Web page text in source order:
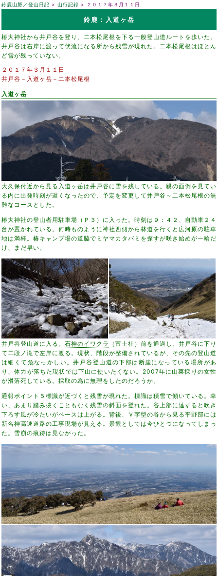
鈴鹿山脈／登山日記 山行記録 ２０１７年３月１１日
鈴鹿：入道ヶ岳
椿大神社から井戸谷を登り、二本松尾根を下る一般登山道ルートを歩いた。
井戸谷は右岸に渡って伏流になる所から残雪が現れた。二本松尾根はほとん
ど雪が残っていない。
２０１７年３月１１日
井戸谷－入道ヶ岳－二本松尾根
入道ヶ岳
大久保付近から見る入道ヶ岳は井戸谷に雪を残している。親の面倒を見てい
る内に出発時刻が遅くなったので、予定を変更して井戸谷～二本松尾根の無
難なコースとした。
椿大神社の登山者用駐車場（Ｐ３）に入った。時刻は９：４２、自動車２４
台が置かれている。何時ものように神社西側から林道を行くと広河原の駐車
地は満杯。椿キャンプ場の道脇でミヤマカタバミを探すが咲き始めが一輪だ
け、まだ早い。
井戸谷登山道に入る。 石神のイワクラ
（富士社）前を通過し、井戸谷に下り
て二段ノ滝で左岸に渡る。現状、階段が整備されているが、その先の登山道
は細くて危なっかしい。井戸谷登山道の下部は断崖になっている場所があ
り、体力が落ちた現状では下山に使いたくない。2007年に山菜採りの女性
が滑落死している。採取の為に無理をしたのだろうか。
通報ポイント５標識が近づくと残雪が現れた。標識は積雪で傾いている。幸
い、あまり踏み抜くこともなく残雪の斜面を登れた。谷上部に達すると吹き
下ろす風が冷たいがペースは上がる。背後、Ｖ字型の谷から見る平野部には
新名神高速道路の工事現場が見える。景観としては今ひとつになってしまっ
た。雪崩の痕跡は見なかった。